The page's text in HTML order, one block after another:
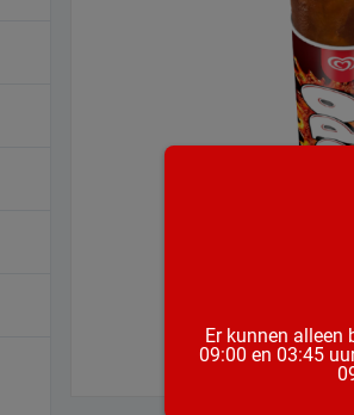
Er kunnen alleen
09:00 en 03:45